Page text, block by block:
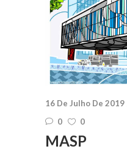
16 De Julho De 2019
0
0
MASP